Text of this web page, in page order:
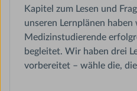
Kapitel zum Lesen und
unseren Lernplänen
Medizinstudierende
begleitet. Wir haben drei
vorbereitet – wähle die,